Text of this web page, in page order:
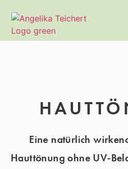
Eine natürlich
Hauttönung ohne UV-